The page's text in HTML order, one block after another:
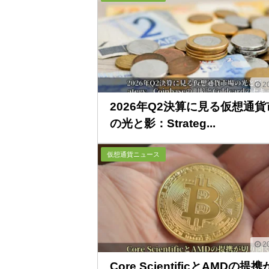
2026年Q2決算に見る仮想通貨
の光と影：Strateg...
仮想通貨ニュース